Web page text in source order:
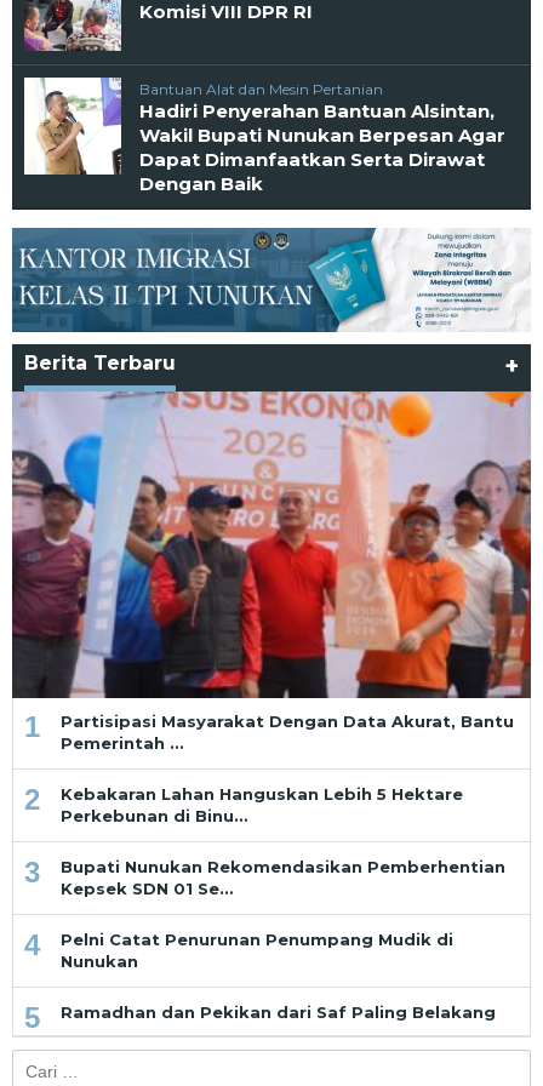
Komisi VIII DPR RI
Bantuan Alat dan Mesin Pertanian
Hadiri Penyerahan Bantuan Alsintan,
Wakil Bupati Nunukan Berpesan Agar
Dapat Dimanfaatkan Serta Dirawat
Dengan Baik
Berita Terbaru +
1
Partisipasi Masyarakat Dengan Data Akurat, Bantu
Pemerintah …
2
Kebakaran Lahan Hanguskan Lebih 5 Hektare
Perkebunan di Binu…
3
Bupati Nunukan Rekomendasikan Pemberhentian
Kepsek SDN 01 Se…
4
Pelni Catat Penurunan Penumpang Mudik di
Nunukan
5 Ramadhan dan Pekikan dari Saf Paling Belakang
untuk: